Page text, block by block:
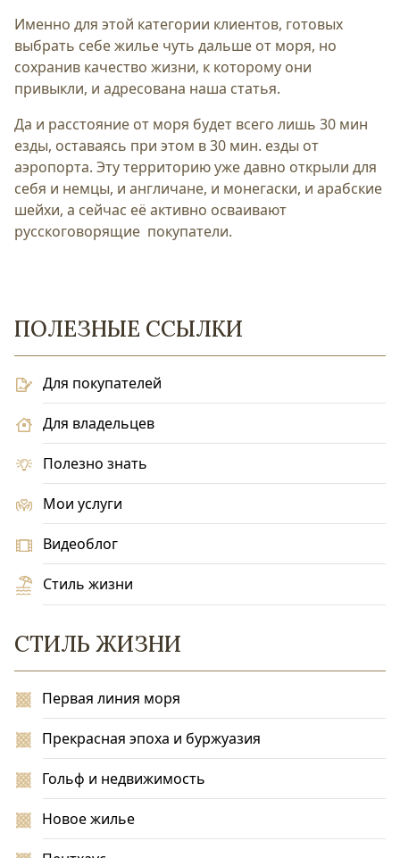
Именно для этой категории клиентов, готовых
выбрать себе жилье чуть дальше от моря, но
сохранив качество жизни, к которому они
привыкли, и адресована наша статья.
Да и расстояние от моря будет всего лишь 30 мин
езды, оставаясь при этом в 30 мин. езды от
аэропорта. Эту территорию уже давно открыли для
себя и немцы, и англичане, и монегаски, и арабские
шейхи, а сейчас её активно осваивают
русскоговорящие покупатели.
ПОЛЕЗНЫЕ ССЫЛКИ
Для покупателей
Для владельцев
Полезно знать
Мои услуги
Видеоблог
Стиль жизни
СТИЛЬ ЖИЗНИ
Первая линия моря
Прекрасная эпоха и буржуазия
Гольф и недвижимость
Новое жилье